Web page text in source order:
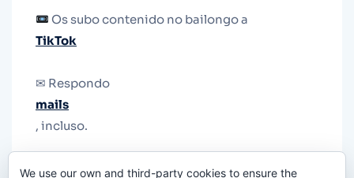
Os subo contenido no bailongo a
TikTok
✉ Respondo
mails
, incluso.
We use our own and third-party cookies to ensure the